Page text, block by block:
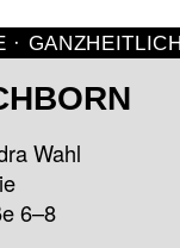
· GANZHEITLICH
Wahl
6–8